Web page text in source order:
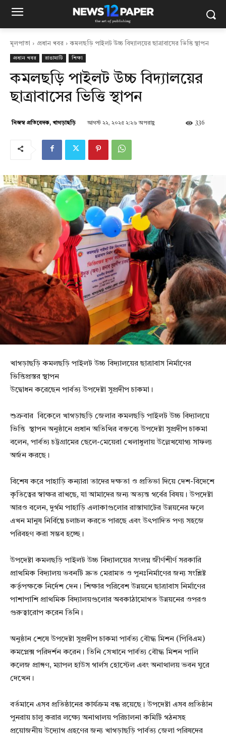
মূলপাতা প্রধান খবর কমলছড়ি পাইলট উচ্চ বিদ্যালয়ের ছাত্রাবাসের ভিত্তি স্থাপন
প্রধান খবর রাঙামাটি শিক্ষা
কমলছড়ি পাইলট উচ্চ বিদ্যালয়ের
ছাত্রাবাসের ভিত্তি স্থাপন
নিজস্ব প্রতিবেদক, খাগড়াছড়ি আগস্ট ২২, ২০২৫ ২:২৬ অপরাহ্ণ 336
খাগড়াছড়ি কমলছড়ি পাইলট উচ্চ বিদ্যালয়ের ছাত্রাবাস নির্মাণের
ভিত্তিপ্রস্তর স্থাপন
উদ্বোধন করেছেন পার্বত্য উপদেষ্টা সুপ্রদীপ চাকমা।
শুক্রবার বিকেলে খাগড়াছড়ি জেলার কমলছড়ি পাইলট উচ্চ বিদ্যালয়ে
ভিত্তি স্থাপন অনুষ্ঠানে প্রধান অতিথির বক্তব্যে উপদেষ্টা সুপ্রদীপ চাকমা
বলেন, পার্বত্য চট্টগ্রামের ছেলে-মেয়েরা খেলাধুলায় উল্লেখযোগ্য সাফল্য
অর্জন করছে।
বিশেষ করে পাহাড়ি কন্যারা তাদের দক্ষতা ও প্রতিভা দিয়ে দেশ-বিদেশে
কৃতিত্বের স্বাক্ষর রাখছে, যা আমাদের জন্য অত্যন্ত গর্বের বিষয়। উপদেষ্টা
আরও বলেন, দুর্গম পাহাড়ি এলাকাগুলোর রাস্তাঘাটের উন্নয়নের ফলে
এখন মানুষ নির্বিঘ্নে চলাচল করতে পারছে এবং উৎপাদিত পণ্য সহজে
পরিবহণ করা সম্ভব হচ্ছে।
উপদেষ্টা কমলছড়ি পাইলট উচ্চ বিদ্যালয়ের সংলগ্ন জীর্ণশীর্ণ সরকারি
প্রাথমিক বিদ্যালয় ভবনটি দ্রুত মেরামত ও পুনঃনির্মাণের জন্য সংশ্লিষ্ট
কর্তৃপক্ষকে নির্দেশ দেন। শিক্ষার পরিবেশ উন্নয়নে ছাত্রাবাস নির্মাণের
পাশাপাশি প্রাথমিক বিদ্যালয়গুলোর অবকাঠামোগত উন্নয়নের ওপরও
গুরুত্বারোপ করেন তিনি।
অনুষ্ঠান শেষে উপদেষ্টা সুপ্রদীপ চাকমা পার্বত্য বৌদ্ধ মিশন (পিবিএম)
কমপ্লেক্স পরিদর্শন করেন। তিনি সেখানে পার্বত্য বৌদ্ধ মিশন পালি
কলেজ প্রাঙ্গণ, ম্যাপল হাউস গার্লস হোস্টেল এবং অনাথালয় ভবন ঘুরে
দেখেন।
বর্তমানে এসব প্রতিষ্ঠানের কার্যক্রম বন্ধ রয়েছে। উপদেষ্টা এসব প্রতিষ্ঠান
পুনরায় চালু করার লক্ষ্যে অনাথালয় পরিচালনা কমিটি গঠনসহ
প্রয়োজনীয় উদ্যোগ গ্রহণের জন্য খাগড়াছড়ি পার্বত্য জেলা পরিষদের